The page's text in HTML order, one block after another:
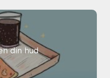
din hud